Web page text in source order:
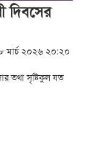
দিবসের
মার্চ ২০২৬ ২০:২০
তথা সৃষ্টিকুল যত